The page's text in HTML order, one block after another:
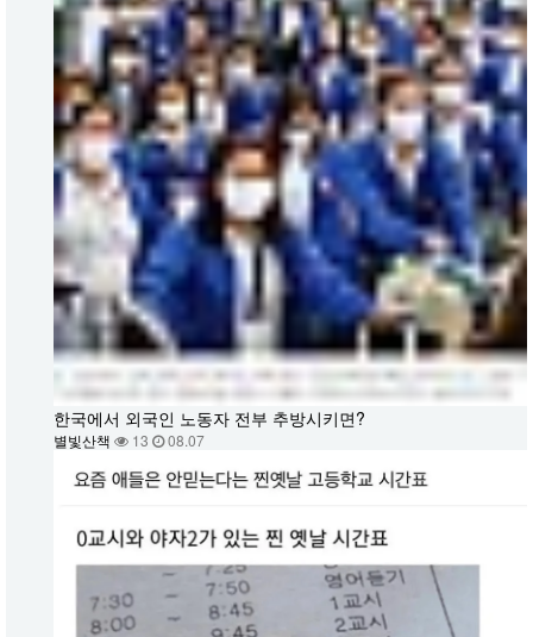
한국에서 외국인 노동자 전부 추방시키면?
별빛산책 13 08.07